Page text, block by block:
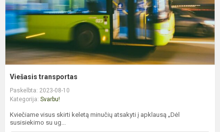
Viešasis transportas
Paskelbta: 2023-08-10
Kategorija: Svarbu!
Kviečiame visus skirti keletą minučių atsakyti į apklausą „Dėl
susisiekimo su ug...